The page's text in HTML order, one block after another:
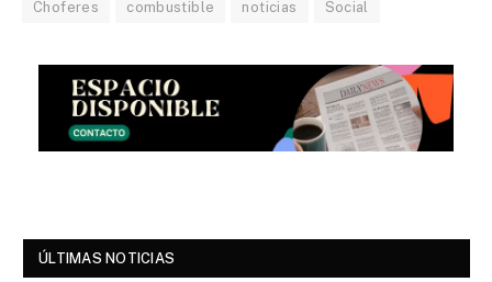
Choferes combustible noticias Social
ÚLTIMAS NOTICIAS